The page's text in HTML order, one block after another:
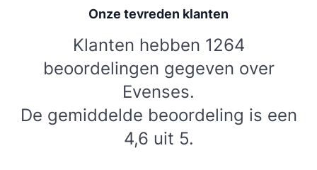
Onze tevreden klanten
Klanten hebben 1264
beoordelingen gegeven over
Evenses.
De gemiddelde beoordeling is een
4,6 uit 5.